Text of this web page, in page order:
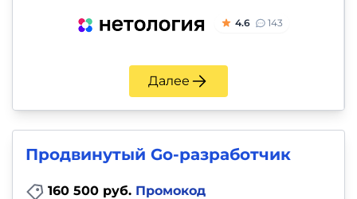
4.6 143
Далее
Продвинутый Go-разработчик
160 500 руб. Промокод